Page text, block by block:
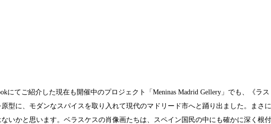
にてご紹介した現在も開催中のプロジェクト「Meninas Madrid Gellery」でも、《ラ
原型に、モダンなスパイスを取り入れて現代のマドリード市へと踊り出ました。まさ
いかと思います。ベラスケスの肖像画たちは、スペイン国民の中にも確かに深く根